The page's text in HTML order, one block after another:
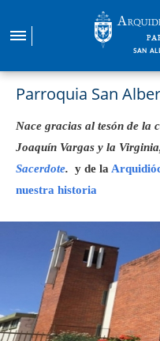
contenido
SAN
Parroquia San
Nace gracias al tesón de la
Joaquín Vargas y la
Sacerdote. y de la
nuestra historia